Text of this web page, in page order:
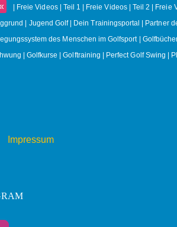
Freie Videos | Teil 1 Freie Videos | Teil 2 Freie
Jugend Golf | Dein Trainingsportal
Partner
des Menschen im Golfsport
Golfkurse Golftraining Perfect Golf Swing
Impressum